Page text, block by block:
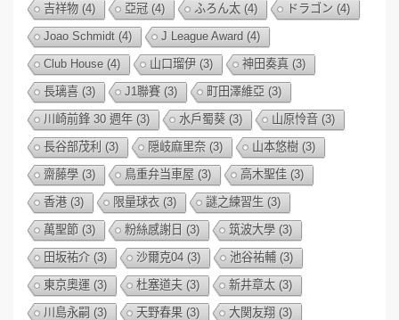
吉祥物 (4) 亞冠 (4) ふろん太 (4) ドラゴン (4)
Joao Schmidt (4) J League Award (4)
Club House (4) 山口瑠伊 (3) 神田奏真 (3)
長璃喜 (3) J1聯賽 (3) 町田澤維亞 (3)
川崎前鋒 30 週年 (3) 水戶蜀葵 (3) 山原怜音 (3)
長谷部茂利 (3) 隠岐麻里奈 (3) 山本悠樹 (3)
齋藤學 (3) 鳥重弁当車屋 (3) 高木聖佳 (3)
香港 (3) 限量球衣 (3) 謎之練習生 (3)
萬聖節 (3) 粉絲感謝日 (3) 筑波大學 (3)
田坂祐介 (3) 沙爾克04 (3) 池谷祐輔 (3)
東京奧運 (3) 杜塞道夫 (3) 新井章太 (3)
川島永嗣 (3) 天野春果 (3) 大関友翔 (3)